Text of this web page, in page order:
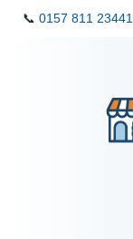
📞 0157 811 23441